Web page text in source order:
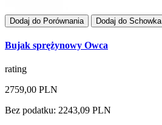
Dodaj do Porównania Dodaj do Schowka
Bujak sprężynowy Owca
rating
2759,00 PLN
Bez podatku: 2243,09 PLN